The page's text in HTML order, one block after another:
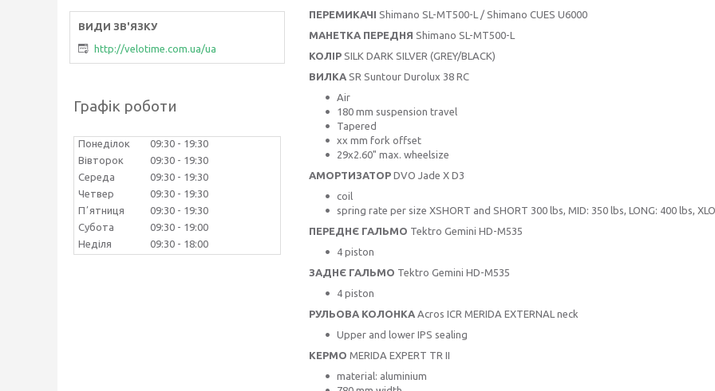
ПЕРЕМИКАЧІ Shimano SL-MT500-L / Shimano CUES U6000
МАНЕТКА ПЕРЕДНЯ Shimano SL-MT500-L
КОЛІР SILK DARK SILVER (GREY/BLACK)
ВИЛКА SR Suntour Durolux 38 RC
Air
180 mm suspension travel
Tapered
xx mm fork offset
29x2.60" max. wheelsize
АМОРТИЗАТОР DVO Jade X D3
coil
spring rate per size XSHORT and SHORT 300 lbs, MID: 350 lbs, LONG: 400 lbs,
ПЕРЕДНЄ ГАЛЬМО Tektro Gemini HD-M535
4 piston
ЗАДНЄ ГАЛЬМО Tektro Gemini HD-M535
4 piston
РУЛЬОВА КОЛОНКА Acros ICR MERIDA EXTERNAL neck
Upper and lower IPS sealing
КЕРМО MERIDA EXPERT TR II
material: aluminium
http://velotime.com.ua/ua
Графік роботи
Понеділок 09:30
19:30
Вівторок
09:30
19:30
Середа
09:30
19:30
Четвер
09:30
19:30
Пʼятниця
09:30
19:30
Субота
09:30
19:00
Неділя
09:30 18:00